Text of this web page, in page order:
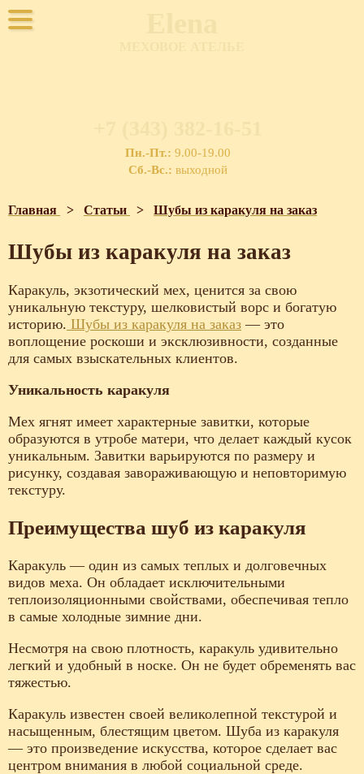
Пн.-Пт.: 9.00-19.00
Сб.-Вс.: выходной
Главная > Статьи > Шубы из каракуля на заказ
Шубы из каракуля на заказ
Каракуль, экзотический мех, ценится за свою
уникальную текстуру, шелковистый ворс и богатую
историю. Шубы из каракуля на заказ — это
воплощение роскоши и эксклюзивности, созданные
для самых взыскательных клиентов.
Уникальность каракуля
Мех ягнят имеет характерные завитки, которые
образуются в утробе матери, что делает каждый кусок
уникальным. Завитки варьируются по размеру и
рисунку, создавая завораживающую и неповторимую
текстуру.
Преимущества шуб из каракуля
Каракуль — один из самых теплых и долговечных
видов меха. Он обладает исключительными
теплоизоляционными свойствами, обеспечивая тепло
в самые холодные зимние дни.
Несмотря на свою плотность, каракуль удивительно
легкий и удобный в носке. Он не будет обременять вас
тяжестью.
Каракуль известен своей великолепной текстурой и
насыщенным, блестящим цветом. Шуба из каракуля
— это произведение искусства, которое сделает вас
центром внимания в любой социальной среде.